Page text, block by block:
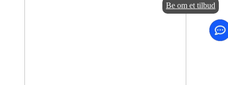
Be om et tilbud